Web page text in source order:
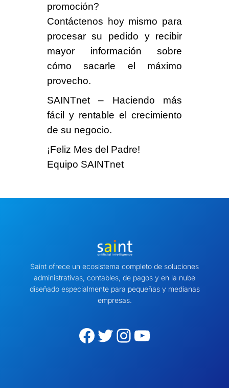
promoción?
Contáctenos hoy mismo para
procesar su pedido y recibir
mayor información sobre
cómo sacarle el máximo
provecho.
SAINTnet – Haciendo más
fácil y rentable el crecimiento
de su negocio.
¡Feliz Mes del Padre!
Equipo SAINTnet
Saint ofrece un ecosistema completo de soluciones
administrativas, contables, de pagos y en la nube
diseñado especialmente para pequeñas y medianas
empresas.
Facebook Twitter Instagram YouTube